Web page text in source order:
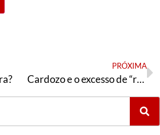
PRÓXIMA
Cardozo e o excesso de “republicanismo”